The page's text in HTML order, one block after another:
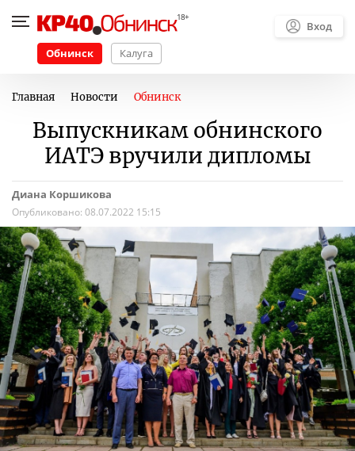
Обнинск Калуга
Вход
Главная Новости Обнинск
Выпускникам обнинского
ИАТЭ вручили дипломы
Диана Коршикова
Опубликовано: 08.07.2022 15:15